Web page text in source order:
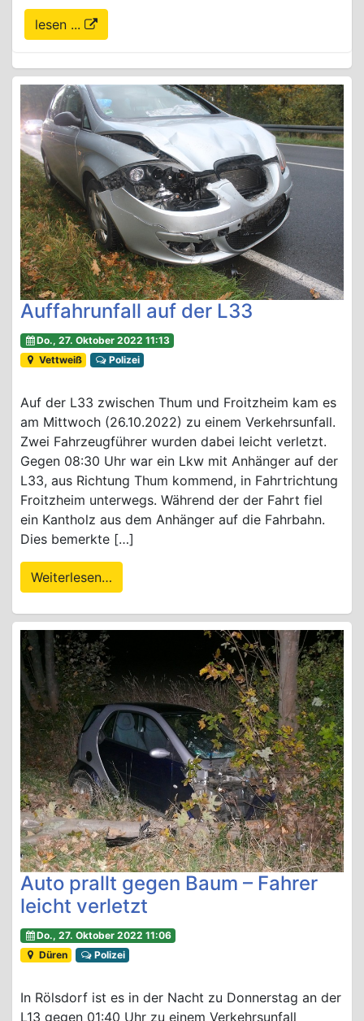
lesen ...
Auffahrunfall auf der L33
Do., 27. Oktober 2022 11:13
Vettweiß
Polizei
Auf der L33 zwischen Thum und Froitzheim kam es
am Mittwoch (26.10.2022) zu einem Verkehrsunfall.
Zwei Fahrzeugführer wurden dabei leicht verletzt.
Gegen 08:30 Uhr war ein Lkw mit Anhänger auf der
L33, aus Richtung Thum kommend, in Fahrtrichtung
Froitzheim unterwegs. Während der der Fahrt fiel
ein Kantholz aus dem Anhänger auf die Fahrbahn.
Dies bemerkte […]
Weiterlesen…
Auto prallt gegen Baum – Fahrer
leicht verletzt
Do., 27. Oktober 2022 11:06
Düren
Polizei
In Rölsdorf ist es in der Nacht zu Donnerstag an der
L13 gegen 01:40 Uhr zu einem Verkehrsunfall